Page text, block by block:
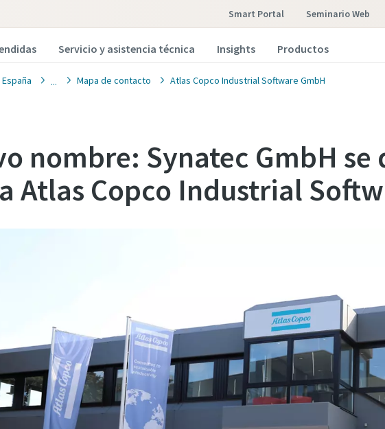
Smart Portal Seminario Web
Servicio y asistencia técnica Insights Productos
Mapa de contacto Atlas Copco Industrial Software GmbH
nombre: Synatec GmbH se
Atlas Copco Industrial